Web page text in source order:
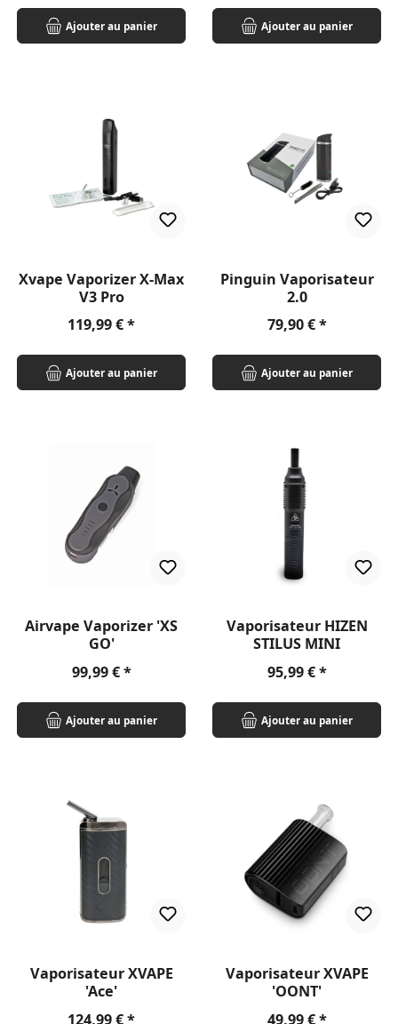
Ajouter au panier Ajouter au panier
Xvape Vaporizer X-Max
V3 Pro
Prix régulier :
119,99 €
Ajouter au panier
Pinguin Vaporisateur
2.0
Prix régulier :
79,90 €
Ajouter au panier
Airvape Vaporizer 'XS
GO'
Prix régulier :
99,99 €
Ajouter au panier
Vaporisateur HIZEN
STILUS MINI
Prix régulier :
95,99 €
Ajouter au panier
Vaporisateur XVAPE
'Ace'
Prix régulier :
124,99 €
Vaporisateur XVAPE
'OONT'
Prix régulier :
49,99 €